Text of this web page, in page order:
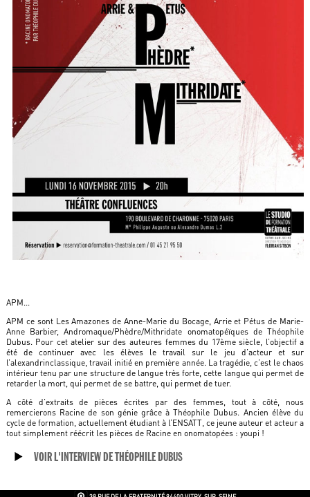
APM...
APM ce sont Les Amazones de Anne-Marie du Bocage, Arrie et Pétus de Marie-
Anne Barbier, Andromaque/Phèdre/Mithridate onomatopéïques de Théophile
Dubus. Pour cet atelier sur des auteures femmes du 17ème siècle, l’objectif a
été de continuer avec les élèves le travail sur le jeu d’acteur et sur
l’alexandrinclassique, travail initié en première année. La tragédie, c’est le chaos
intérieur tenu par une structure de langue très forte, cette langue qui permet de
retarder la mort, qui permet de se battre, qui permet de tuer.
A côté d’extraits de pièces écrites par des femmes, tout à côté, nous
remercierons Racine de son génie grâce à Théophile Dubus. Ancien élève du
cycle de formation, actuellement étudiant à l’ENSATT, ce jeune auteur et acteur a
tout simplement réécrit les pièces de Racine en onomatopées : youpi !
VOIR L'INTERVIEW DE THÉOPHILE DUBUS